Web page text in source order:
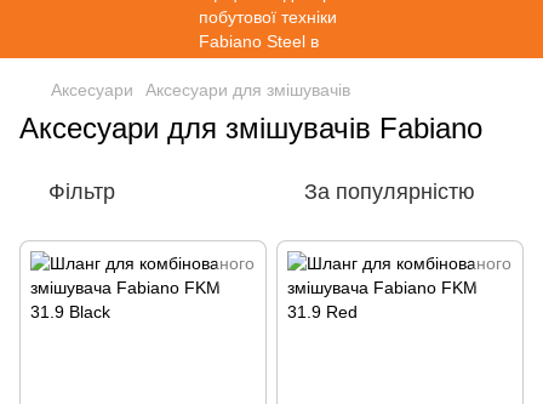
Аксесуари Аксесуари для змішувачів
Аксесуари для змішувачів Fabiano
Фільтр За популярністю